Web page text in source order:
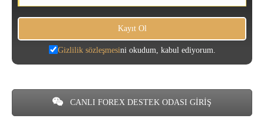
Gizlilik sözleşmesini okudum, kabul ediyorum.
CANLI FOREX DESTEK ODASI GİRİŞ